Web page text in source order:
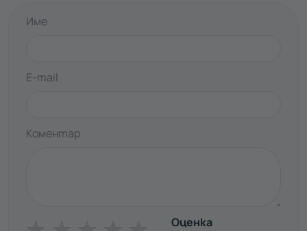
Име
E-mail
Коментар
Оценка